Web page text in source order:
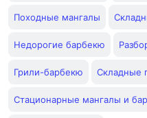
Походные мангалы
Недорогие барбекю
Грили-барбекю Складные
Стационарные мангалы и